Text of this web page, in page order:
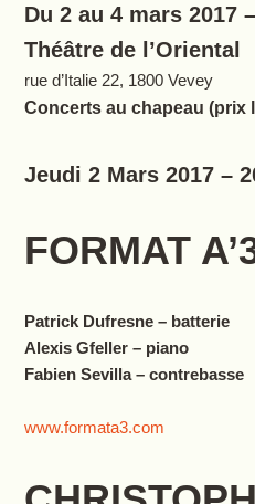
Du 2 au 4 mars 2017
Théâtre de l’Oriental
rue d’Italie 22, 1800 Vevey
Concerts au chapeau (prix
Jeudi 2 Mars 2017 –
FORMAT
Patrick Dufresne – batterie
Alexis Gfeller – piano
Fabien Sevilla – contrebasse
www.formata3.com